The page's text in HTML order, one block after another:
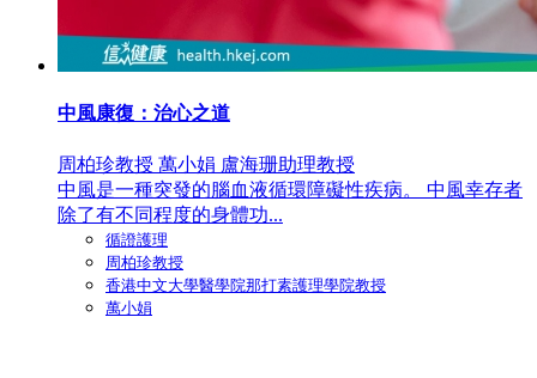
中風康復：治心之道
周柏珍教授 萬小娟 盧海珊助理教授
中風是一種突發的腦血液循環障礙性疾病。 中風幸存者
除了有不同程度的身體功...
循證護理
周柏珍教授
香港中文大學醫學院那打素護理學院教授
萬小娟